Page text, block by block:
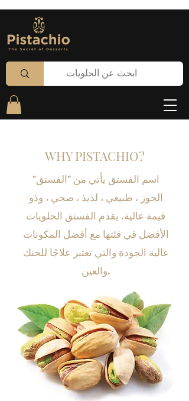
WHY PISTACHIO?
اسم الفستق يأتي من "الفستق"
الجوز ، طبيعي ، لذيذ ، صحي ، وذو
قيمة عالية. يقدم الفستق الحلويات
الأفضل في فئتها مع أفضل المكونات
عالية الجودة والتي تعتبر علاجًا للحنك
والعين.